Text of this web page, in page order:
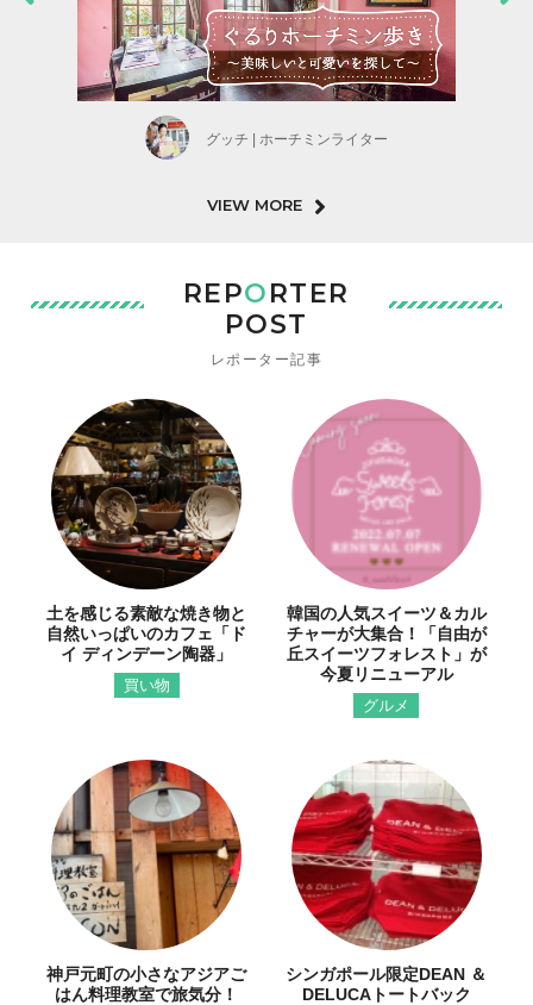
グッチ | ホーチミンライター
VIEW MORE
REPORTER
POST
レポーター記事
土を感じる素敵な焼き物と
自然いっぱいのカフェ「ド
イ ディンデーン陶器」
買い物
韓国の人気スイーツ＆カル
チャーが大集合！「自由が
丘スイーツフォレスト」が
今夏リニューアル
グルメ
神戸元町の小さなアジアご
はん料理教室で旅気分！
シンガポール限定DEAN ＆
DELUCAトートバック